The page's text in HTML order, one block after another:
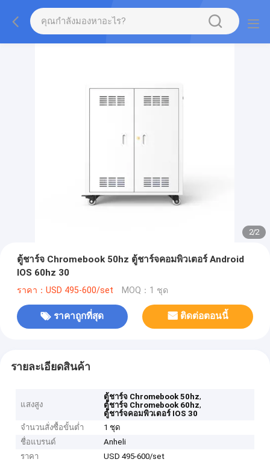
2/2
ตู้ชาร์จ Chromebook 50hz ตู้ชาร์จคอมพิวเตอร์ Android
IOS 60hz 30
ราคา：USD 495-600/set MOQ：1 ชุด
ราคาถูกที่สุด ติดต่อตอนนี้
รายละเอียดสินค้า
แสงสูง
ตู้ชาร์จ Chromebook 50hz,
ตู้ชาร์จ Chromebook 60hz,
ตู้ชาร์จคอมพิวเตอร์ IOS 30
จำนวนสั่งซื้อขั้นต่ำ
1 ชุด
ชื่อแบรนด์
Anheli
ราคา
USD 495-600/set